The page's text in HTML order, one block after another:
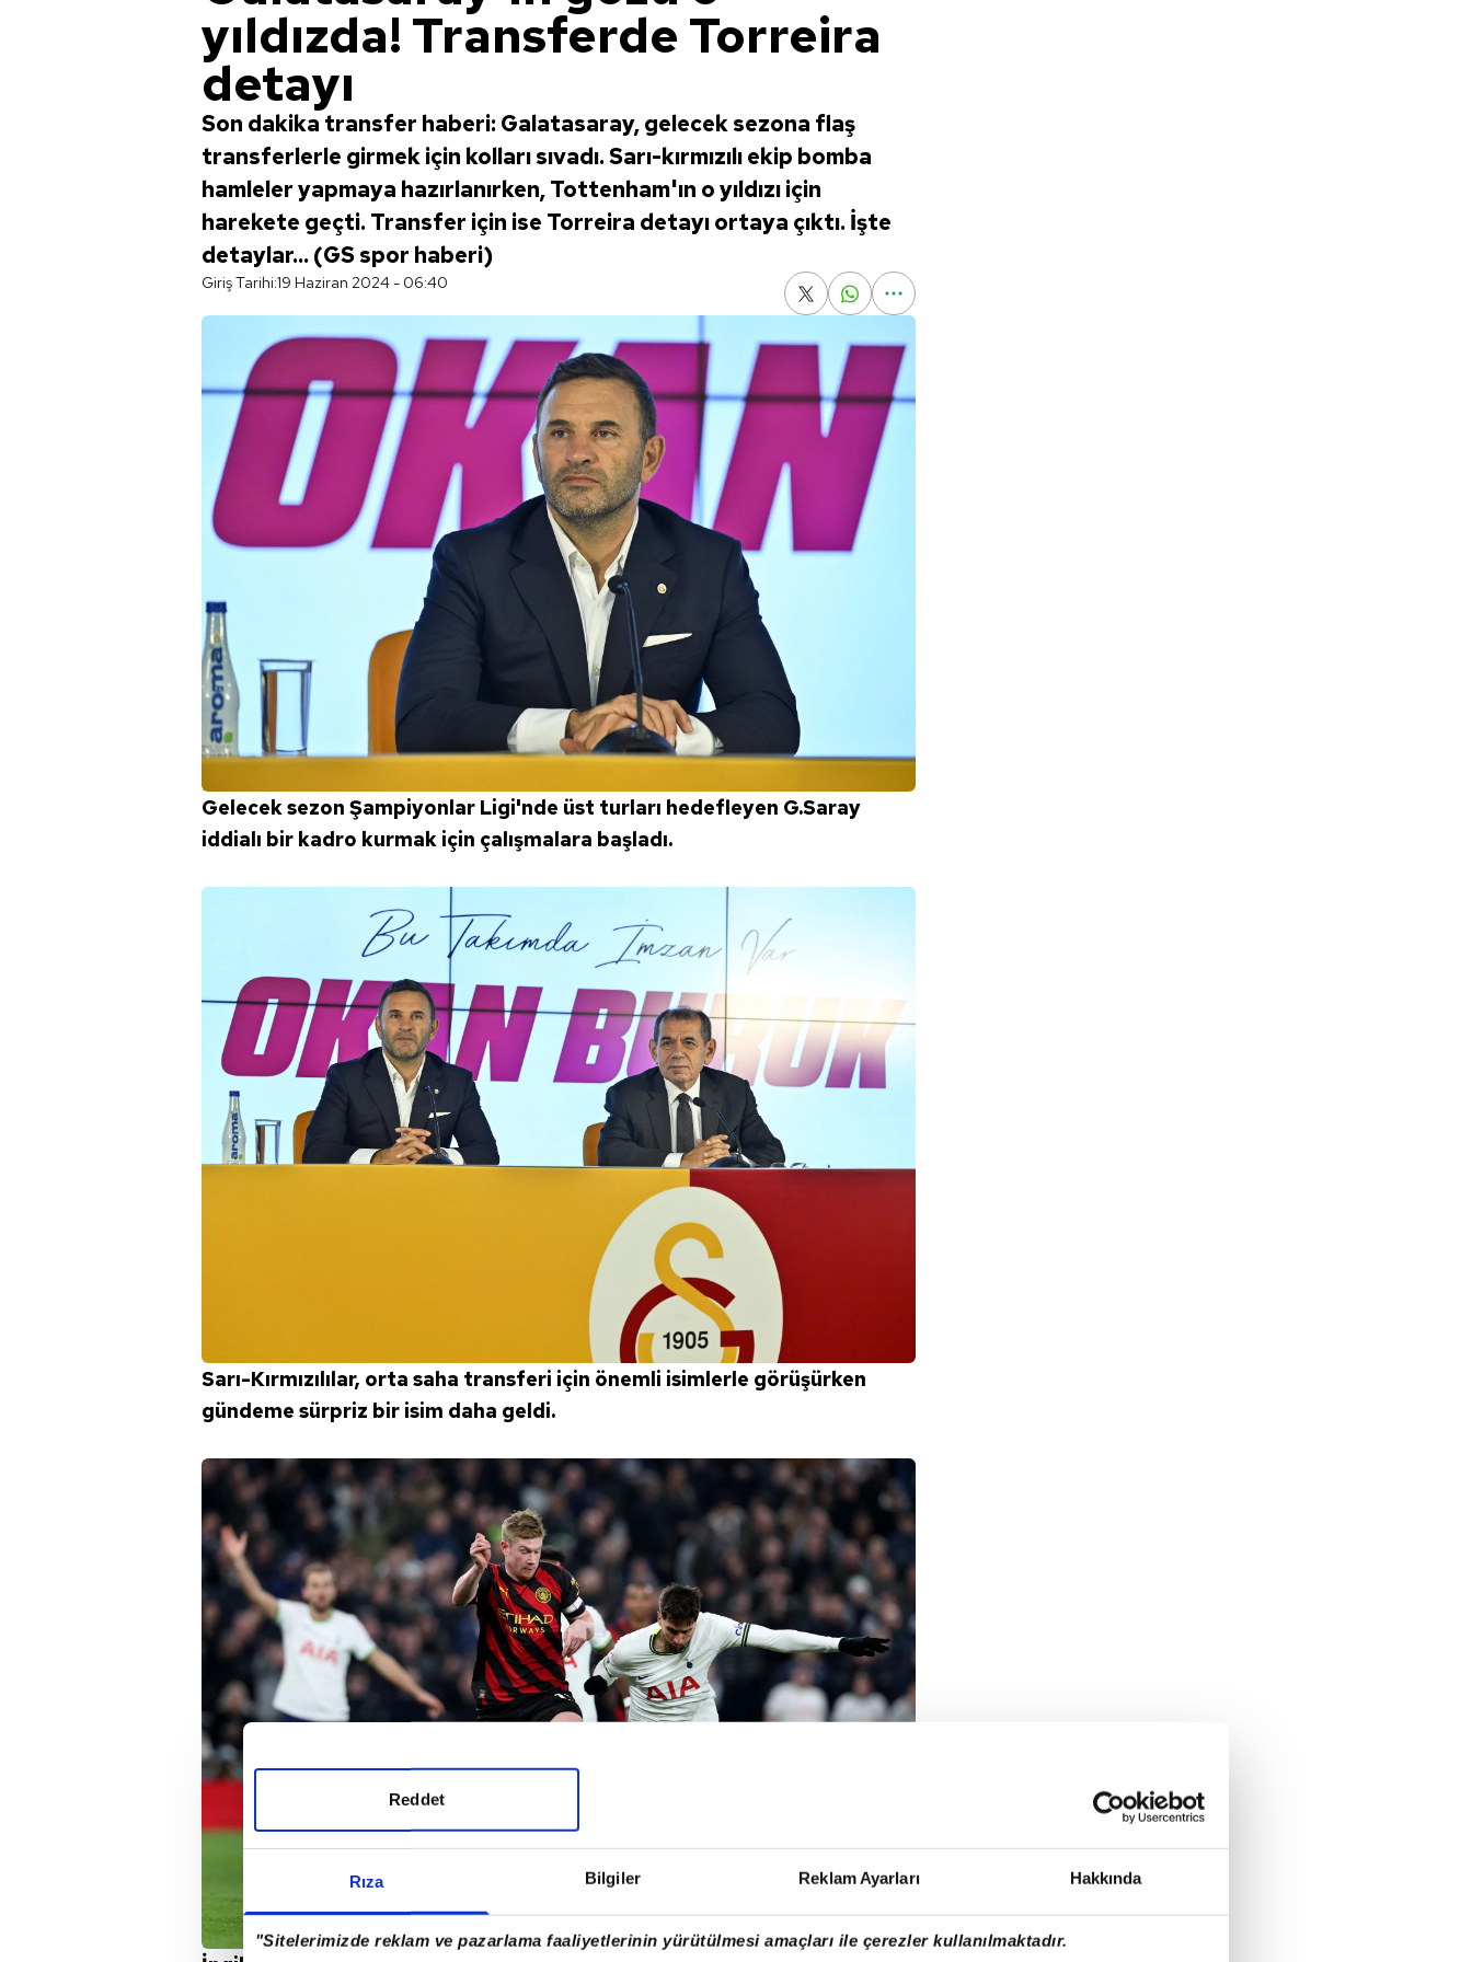
Rıza Bilgiler Reklam Ayarları Hakkında
"Sitelerimizde reklam ve pazarlama faaliyetlerinin yürütülmesi amaçları ile çerezler kullanılmaktadır.
Reddet
yıldızda! Transferde Torreira
detayı
Son dakika transfer haberi: Galatasaray, gelecek sezona flaş
transferlerle girmek için kolları sıvadı. Sarı-kırmızılı ekip bomba
hamleler yapmaya hazırlanırken, Tottenham'ın o yıldızı için
harekete geçti. Transfer için ise Torreira detayı ortaya çıktı. İşte
detaylar... (GS spor haberi)
Giriş Tarihi:19 Haziran 2024 - 06:40
Gelecek sezon Şampiyonlar Ligi'nde üst turları hedefleyen G.Saray
iddialı bir kadro kurmak için çalışmalara başladı.
Sarı-Kırmızılılar, orta saha transferi için önemli isimlerle görüşürken
gündeme sürpriz bir isim daha geldi.